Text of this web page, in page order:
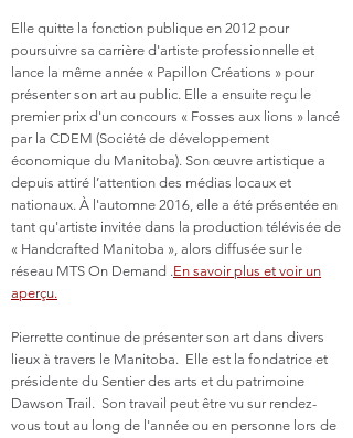
Elle quitte la fonction publique en 2012 pour
poursuivre sa carrière d'artiste professionnelle et
lance la même année « Papillon Créations » pour
présenter son art au public. Elle a ensuite reçu le
premier prix d'un concours « Fosses aux lions » lancé
par la CDEM (Société de développement
économique du Manitoba). Son œuvre artistique a
depuis attiré l’attention des médias locaux et
nationaux. À l'automne 2016, elle a été présentée en
tant qu'artiste invitée dans la production télévisée de
« Handcrafted Manitoba », alors diffusée sur le
réseau MTS On Demand .En savoir plus et voir un
aperçu.
Pierrette continue de présenter son art dans divers
lieux à travers le Manitoba. Elle est la fondatrice et
présidente du Sentier des arts et du patrimoine
Dawson Trail. Son travail peut être vu sur rendez-
vous tout au long de l'année ou en personne lors de